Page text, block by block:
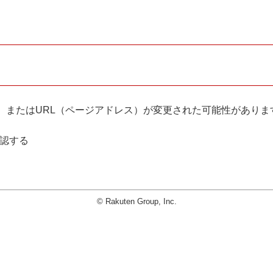
たはURL（ページアドレス）が変更された可能性がありま
する
© Rakuten Group, Inc.